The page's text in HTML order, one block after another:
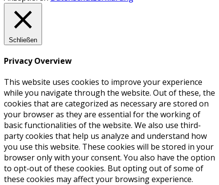
Schließen
Privacy Overview
This website uses cookies to improve your experience
while you navigate through the website. Out of these, the
cookies that are categorized as necessary are stored on
your browser as they are essential for the working of
basic functionalities of the website. We also use third-
party cookies that help us analyze and understand how
you use this website. These cookies will be stored in your
browser only with your consent. You also have the option
to opt-out of these cookies. But opting out of some of
these cookies may affect your browsing experience.